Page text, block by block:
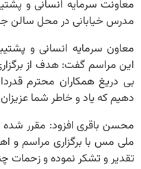
معاونت سرمایه انسانی و
مدرس خیابانی در محل سالن
معاون سرمایه انسانی و
این مراسم گفت: هدف از
بی دریغ همکاران محترم
دهیم که یاد و خاطر شما
محسن باقری افزود: مقرر
ملی مس با برگزاری مراسم و
تقدیر و تشکر نموده و زحمات